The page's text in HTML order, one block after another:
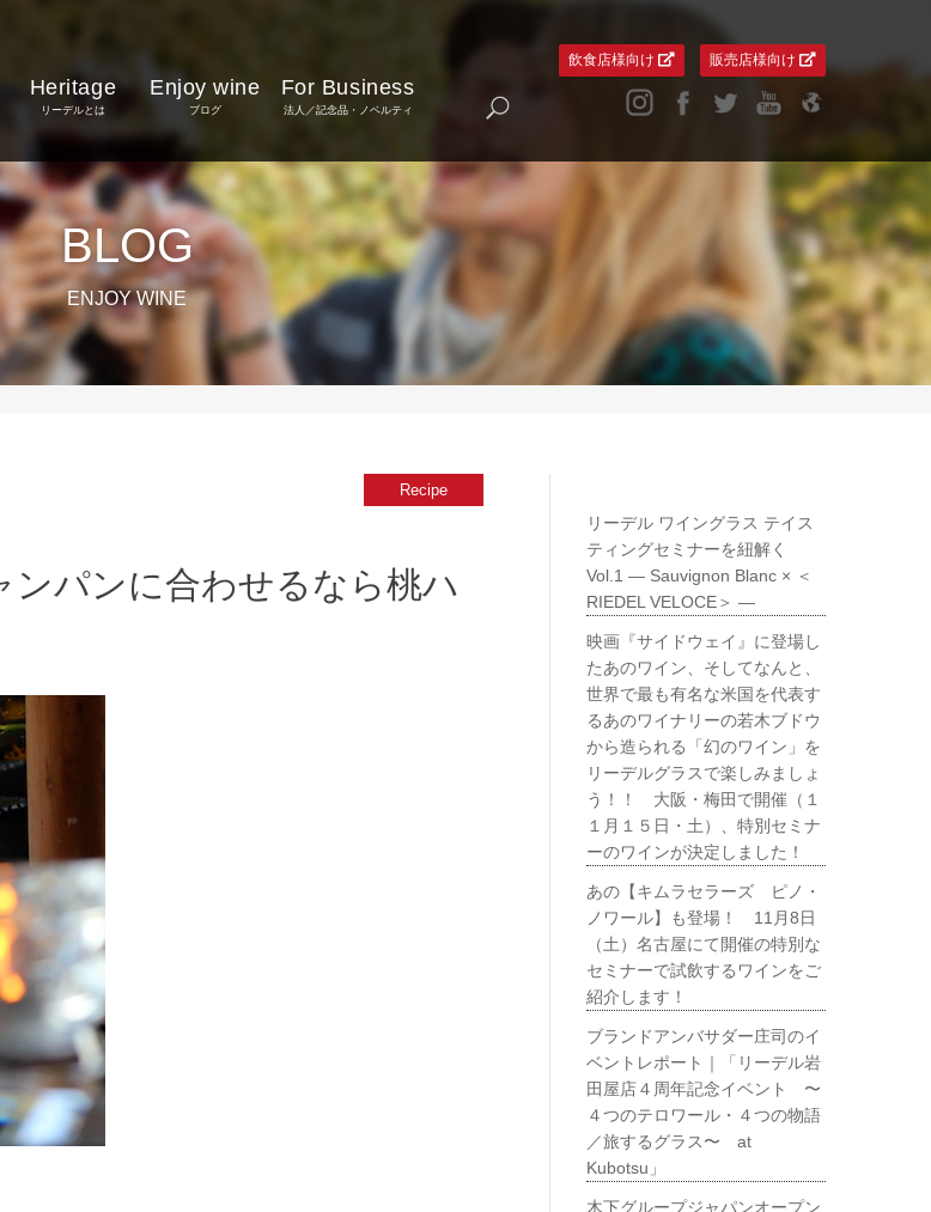
Heritage
リーデルとは
Enjoy wine
ブログ
For Business
法人／記念品・ノベルティ
飲食店様向け 販売店様向け
BLOG
ENJOY WINE
Recipe
パンに合わせるなら桃ハ
リーデル ワイングラス テイス
ティングセミナーを紐解く
Vol.1 ― Sauvignon Blanc × ＜
RIEDEL VELOCE＞ ―
映画『サイドウェイ』に登場し
たあのワイン、そしてなんと、
世界で最も有名な米国を代表す
るあのワイナリーの若木ブドウ
から造られる「幻のワイン」を
リーデルグラスで楽しみましょ
う！！ 大阪・梅田で開催（１
１月１５日・土）、特別セミナ
ーのワインが決定しました！
あの【キムラセラーズ ピノ・
ノワール】も登場！ 11月8日
（土）名古屋にて開催の特別な
セミナーで試飲するワインをご
紹介します！
ブランドアンバサダー庄司のイ
ベントレポート｜「リーデル岩
田屋店４周年記念イベント 〜
４つのテロワール・４つの物語
／旅するグラス〜 at
Kubotsu」
木下グループジャパンオープン